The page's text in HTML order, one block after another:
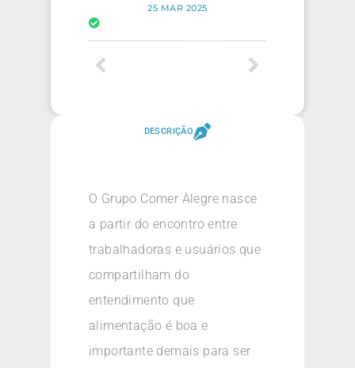
25 MAR 2025
DESCRIÇÃO
O Grupo Comer Alegre nasce
a partir do encontro entre
trabalhadoras e usuários que
compartilham do
entendimento que
alimentação é boa e
importante demais para ser